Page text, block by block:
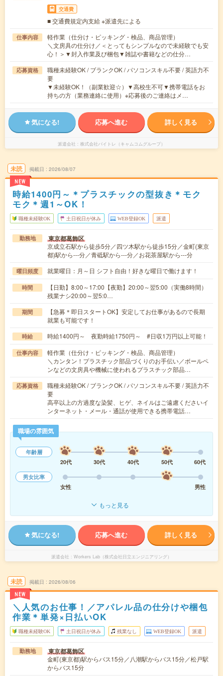
交通費
■ 交通費規定内支給 ※派遣先による
仕事内容
軽作業（仕分け・ピッキング・検品、商品管理）
＼文房具の仕分け／＜とってもシンプルなので未経験でも安
心！＞▼封入作業及び梱包▼雑誌や書籍などの仕分…
応募資格
職種未経験OK / ブランクOK / パソコンスキル不要 / 英語力不
要
▼未経験OK！（副業歓迎☆）▼高校生不可▼携帯電話をお
持ちの方（業務連絡に使用）※応募後のご連絡はメ…
気になる! 応募へ進む 詳しく見る
派遣会社 株式会社バイトレ（キャムコムグループ）
未読
NEW
掲載日 2026/08/07
時給1400円～＊プラスチックの型抜き＊モク
モク＊週1～OK！
職種未経験OK 土日祝日が休み WEB登録OK 派遣
勤務地 東京都葛飾区
京成立石駅から徒歩5分／四ツ木駅から徒歩15分／金町(東京
都)駅から---分／青砥駅から---分／お花茶屋駅から---分
曜日頻度 就業曜日：月～日 シフト自由！好きな曜日で働けます！
時間
【日勤】8:00～17:00【夜勤】20:00～翌5:00（実働8時間）
残業ナシ20:00～翌5:0…
期間
【急募＊即日スタートOK】安定してお仕事があるので長期
就業も可能です！
時給 時給1400円～ 夜勤時給1750円～ #日収1万円以上可能！
仕事内容
軽作業（仕分け・ピッキング・検品、商品管理）
＼カンタン！プラスチック部品づくりのお手伝い／ボールペ
ンなどの文房具や機械に使われるプラスチック部品…
応募資格
職種未経験OK / ブランクOK / パソコンスキル不要 / 英語力不
要
高卒以上の方過度な染髪、ヒゲ、ネイルはご遠慮くださいイ
ンターネット・メール・通話が使用できる携帯電話…
職場の雰囲気
年齢層
20代
30代 40代 50代
60代
男女比率
女性
男性
もっと見る
気になる! 応募へ進む 詳しく見る
派遣会社 Workers Lab（株式会社日立エンジニアリング）
未読
NEW
掲載日 2026/08/06
＼人気のお仕事！／アパレル品の仕分けや梱包
作業＊単発×日払いOK
職種未経験OK 土日祝日が休み 残業なし WEB登録OK 派遣
勤務地 東京都葛飾区
金町(東京都)駅からバス15分／八潮駅からバス15分／松戸駅
からバス15分